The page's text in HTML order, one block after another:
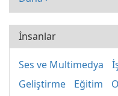
İnsanlar
Ses ve Multimedya
Geliştirme
Eğitim